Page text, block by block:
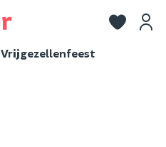
Vrijgezellenfeest